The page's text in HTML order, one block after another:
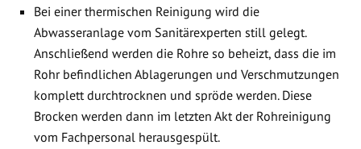
Bei einer thermischen Reinigung wird die
Abwasseranlage vom Sanitärexperten still gelegt.
Anschließend werden die Rohre so beheizt, dass die im
Rohr befindlichen Ablagerungen und Verschmutzungen
komplett durchtrocknen und spröde werden. Diese
Brocken werden dann im letzten Akt der Rohreinigung
vom Fachpersonal herausgespült.